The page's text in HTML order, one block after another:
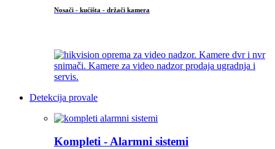
Nosači - kućišta - držači kamera
Detekcija provale
Kompleti - Alarmni sistemi